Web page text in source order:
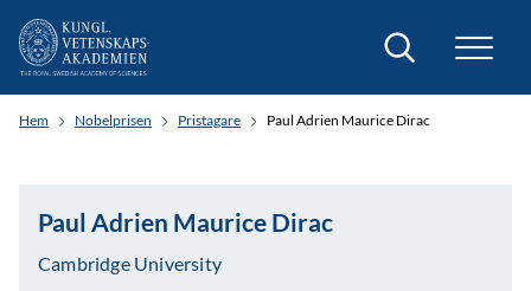
Sök
Hem Nobelprisen Pristagare Paul Adrien Maurice Dirac
Paul Adrien Maurice Dirac
Cambridge University